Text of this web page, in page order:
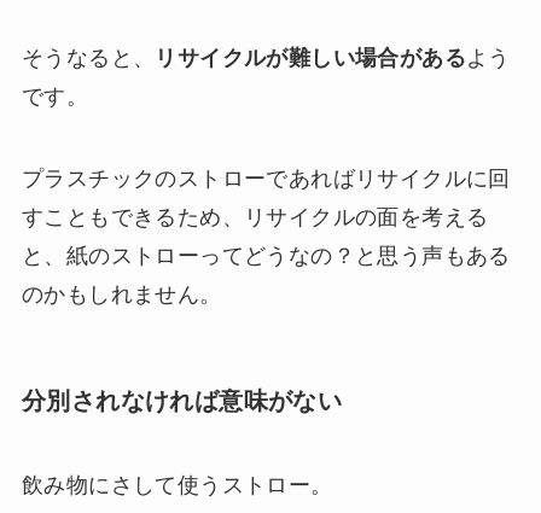
そうなると、 リサイクルが難しい場合があるよう
です。
プラスチックのストローであればリサイクルに回
すこともできるため、リサイクルの面を考える
と、紙のストローってどうなの？と思う声もある
のかもしれません。
分別されなければ意味がない
飲み物にさして使うストロー。